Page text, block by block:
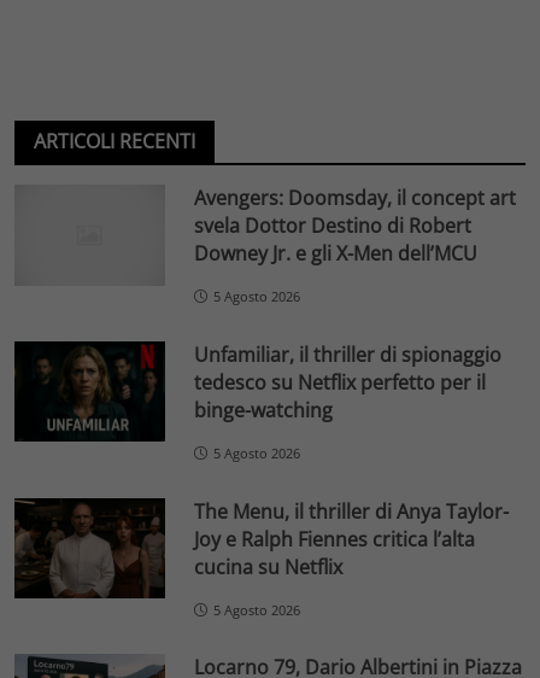
ARTICOLI RECENTI
Avengers: Doomsday, il concept art
svela Dottor Destino di Robert
Downey Jr. e gli X-Men dell’MCU
5 Agosto 2026
Unfamiliar, il thriller di spionaggio
tedesco su Netflix perfetto per il
binge-watching
5 Agosto 2026
The Menu, il thriller di Anya Taylor-
Joy e Ralph Fiennes critica l’alta
cucina su Netflix
5 Agosto 2026
Locarno 79, Dario Albertini in Piazza